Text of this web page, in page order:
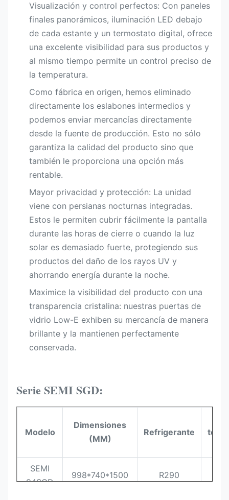
Visualización y control perfectos:​ Con paneles
finales panorámicos, iluminación LED​ debajo
de cada estante y un termostato digital, ofrece
una excelente visibilidad para sus productos y
al mismo tiempo permite un control preciso de
la temperatura.
Como fábrica en origen, hemos eliminado
directamente los eslabones intermedios y
podemos enviar mercancías directamente
desde la fuente de producción. Esto no sólo
garantiza la calidad del producto sino que
también le proporciona una opción más
rentable.
Mayor privacidad y protección:​ La unidad
viene con persianas nocturnas integradas.
Estos le permiten cubrir fácilmente la pantalla
durante las horas de cierre o cuando la luz
solar es demasiado fuerte, protegiendo sus
productos del daño de los rayos UV y
ahorrando energía durante la noche.
Maximice la visibilidad del producto con una
transparencia cristalina: nuestras puertas de
vidrio Low-E exhiben su mercancía de manera
brillante y la mantienen perfectamente
conservada.
Serie SEMI SGD:
Modelo
Dimensiones
(MM)
Refrigerante
SEMI
94SGD
998*740*1500 R290